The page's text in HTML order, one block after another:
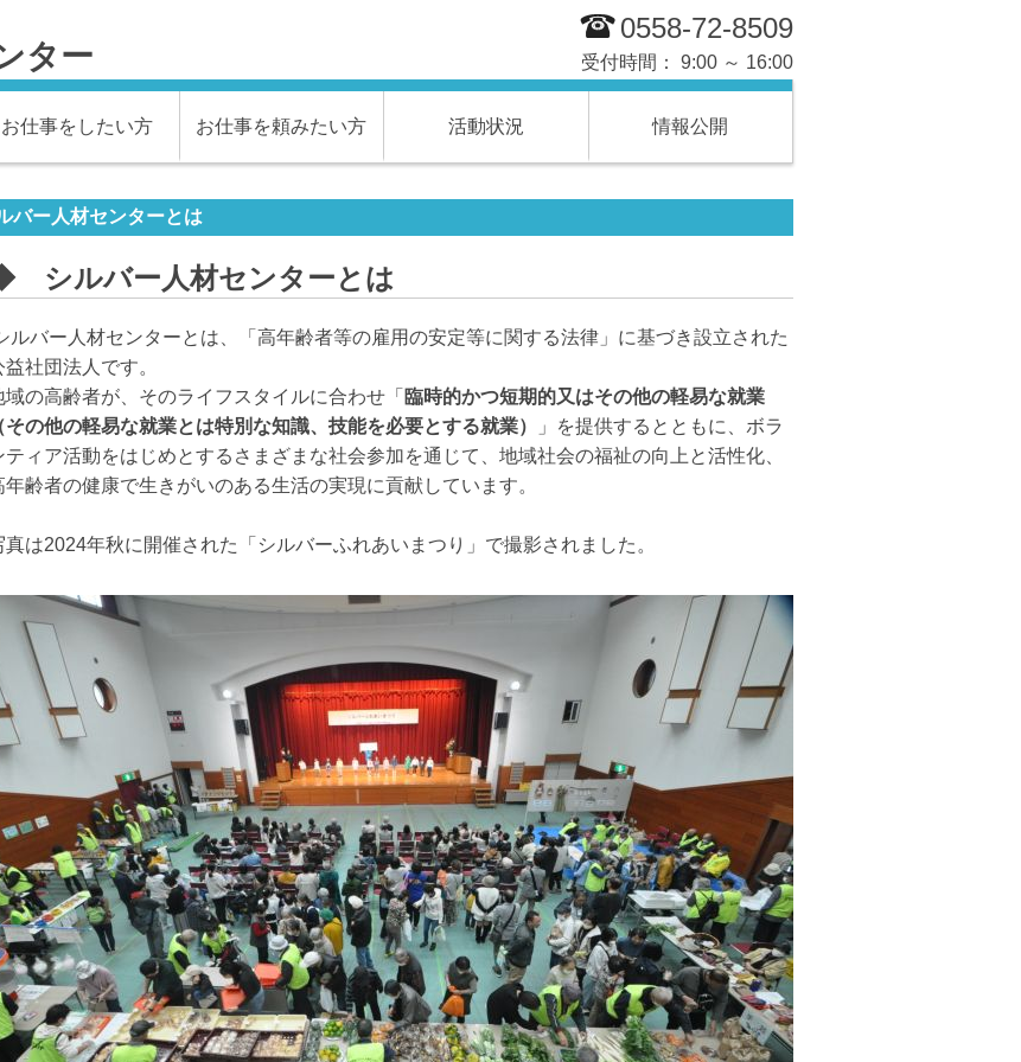
ター
0558-72-8509
受付時間： 9:00 ～ 16:00
お仕事をしたい方 お仕事を頼みたい方 活動状況 情報公開
バー人材センターとは
シルバー人材センターとは
ルバー人材センターとは、「高年齢者等の雇用の安定等に関する法律」に基づき設立された
益社団法人です。
域の高齢者が、そのライフスタイルに合わせ「 臨時的かつ短期的又はその他の軽易な就業
その他の軽易な就業とは特別な知識、技能を必要とする就業）
」を提供するとともに、ボラ
ティア活動をはじめとするさまざまな社会参加を通じて、地域社会の福祉の向上と活性化、
年齢者の健康で生きがいのある生活の実現に貢献しています。
真は2024年秋に開催された「シルバーふれあいまつり」で撮影されました。